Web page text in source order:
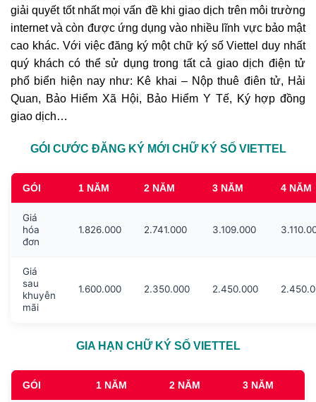
giải quyết tốt nhất mọi vấn đề khi giao dịch trên môi trường
internet và còn được ứng dụng vào nhiều lĩnh vực bảo mật
cao khác. Với việc đăng ký một chữ ký số Viettel duy nhất
quý khách có thể sử dụng trong tất cả giao dịch điện tử
phổ biển hiện nay như: Kê khai – Nộp thuê điên tử, Hải
Quan, Bảo Hiểm Xã Hội, Bảo Hiểm Y Tế, Ký hợp đồng
giao dịch…
GÓI CƯỚC ĐĂNG KÝ MỚI CHỮ KÝ SỐ VIETTEL
GÓI 1 NĂM 2 NĂM 3 NĂM 4 NĂM
Giá
hóa
đơn
1.826.000 2.741.000 3.109.000
Giá
sau
khuyễn
mãi
1.600.000 2.350.000 2.450.000
GIA HẠN CHỮ KÝ SỐ VIETTEL
GÓI 1 NĂM 2 NĂM 3 NĂM